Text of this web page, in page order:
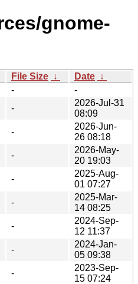
gnome-
File Size ↓ Date ↓
-
-
-
2026-Jul-31
08:09
-
2026-Jun-
26 08:18
-
2026-May-
20 19:03
-
2025-Aug-
01 07:27
-
2025-Mar-
14 08:25
-
2024-Sep-
12 11:37
-
2024-Jan-
05 09:38
-
2023-Sep-
15 07:24